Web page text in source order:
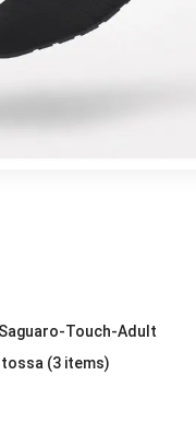
Saguaro-Touch-Adult
(3 items)